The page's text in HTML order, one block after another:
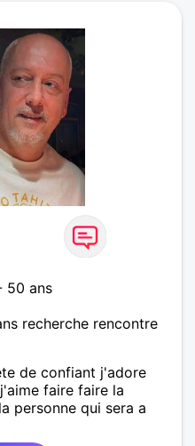
50 ans
recherche rencontre
de confiant j'adore
faire faire la
personne qui sera a